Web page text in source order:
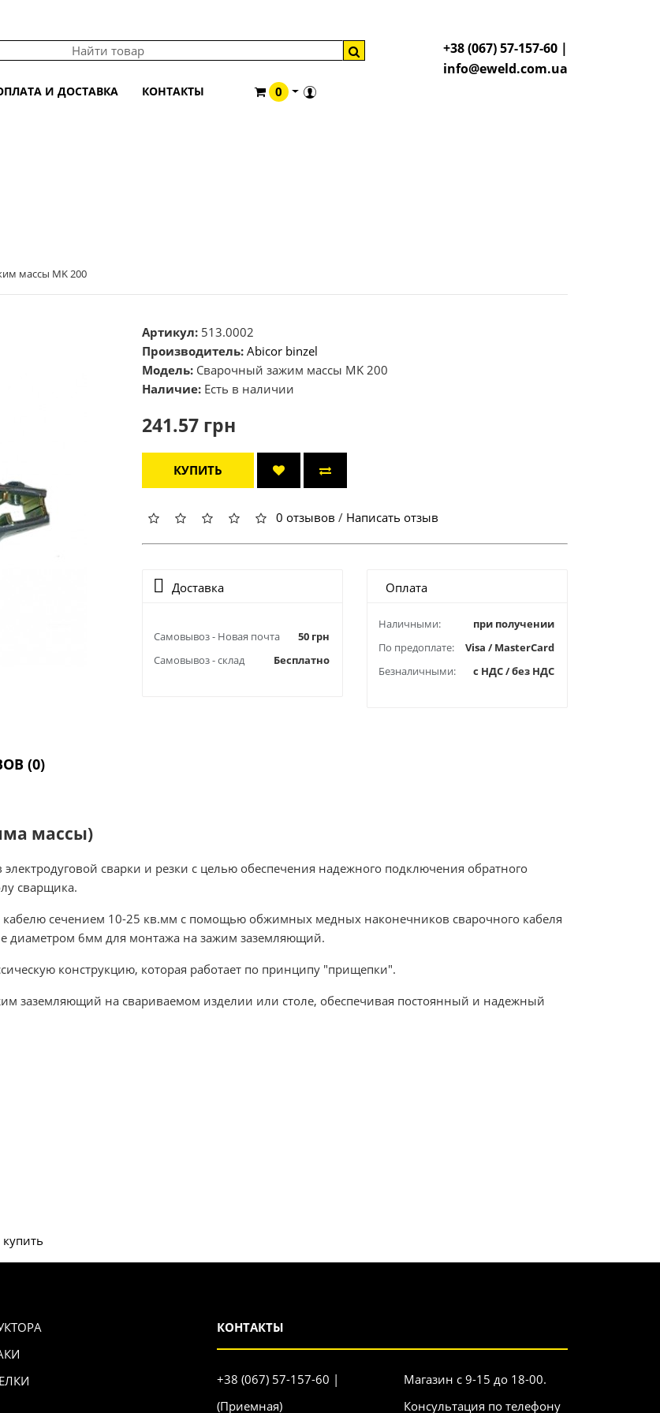
И ДОСТАВКА КОНТАКТЫ 0
+38 (067) 57-157-60 |
info@eweld.com.ua
массы MK 200
Артикул: 513.0002
Производитель: Abicor binzel
Модель: Сварочный зажим массы MK 200
Наличие: Есть в наличии
241.57 грн
КУПИТЬ
0 отзывов / Написать отзыв
Доставка
Самовывоз - Новая почта
50 грн
Самовывоз - склад
Бесплатно
Оплата
Наличными:
при получении
По предоплате:
Visa / MasterCard
Безналичными:
с НДС / без НДС
(0)
массы)
сварки и резки с целью обеспечения надежного подключения обратного
сварщика.
кабелю сечением 10-25 кв.мм с помощью обжимных медных наконечников сварочного кабеля
диаметром 6мм для монтажа на зажим заземляющий.
конструкцию, которая работает по принципу "прищепки".
заземляющий на свариваемом изделии или столе, обеспечивая постоянный и надежный
купить
КОНТАКТЫ
+38 (067) 57-157-60 |
(Приемная)
Магазин с 9-15 до 18-00.
Консультация по телефону